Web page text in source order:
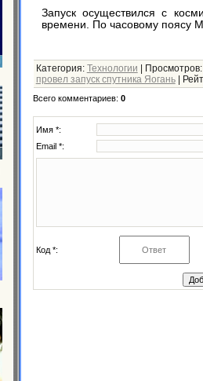
Запуск осуществился с
времени. По часовому поясу
Категория: Технологии Просмотров
провел запуск спутника Яогань|
Всего комментариев: 0
Имя *:
Email *:
Код *: